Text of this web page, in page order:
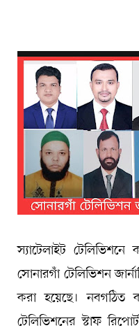
স্যাটেলাইট টেলিভিশনে
সোনারগাঁ টেলিভিশন
করা হয়েছে। নবগঠিত
টেলিভিশনের স্টাফ